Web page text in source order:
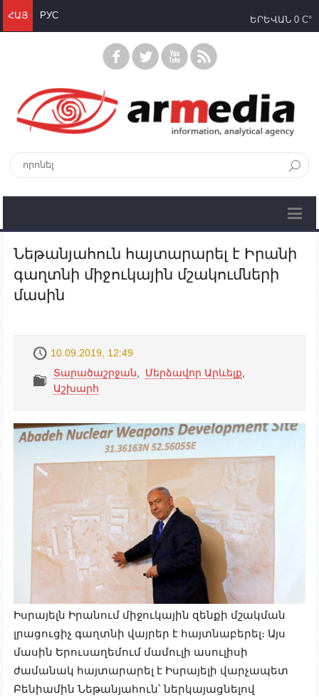
ՀԱՅ РУС ԵՐԵՎԱՆ 0 C°
Նեթանյահուն հայտարարել է Իրանի
գաղտնի միջուկային մշակումների
մասին
10.09.2019, 12:49
Տարածաշրջան
Մերձավոր Արևելք
Աշխարհ
Իսրայելն Իրանում միջուկային զենքի մշակման
լրացուցիչ գաղտնի վայրեր է հայտնաբերել։ Այս
մասին Երուսաղեմում մամուլի ասուլիսի
ժամանակ հայտարարել է Իսրայելի վարչապետ
Բենիամին Նեթանյահուն՝ ներկայացնելով